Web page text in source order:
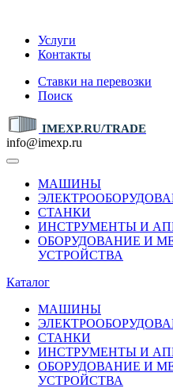
Услуги
Контакты
Ставки на перевозки
Поиск
IMEXP.RU/TRADE
info@imexp.ru
МАШИНЫ
СТАНКИ
ИНСТРУМЕНТЫ И
ОБОРУДОВАНИЕ И
УСТРОЙСТВА
Каталог
МАШИНЫ
СТАНКИ
ИНСТРУМЕНТЫ И
ОБОРУДОВАНИЕ И
УСТРОЙСТВА